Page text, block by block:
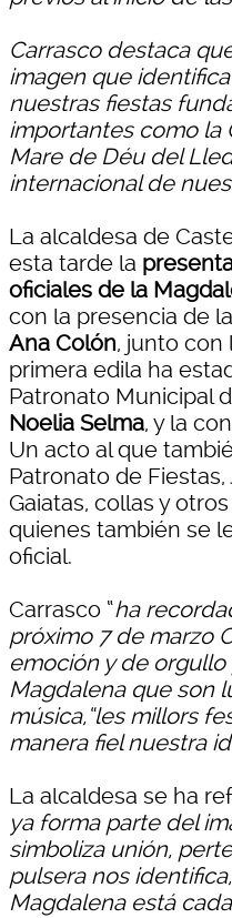
Carrasco destaca
imagen que
nuestras fiestas
importantes como la
Mare de Déu del
internacional de
La alcaldesa de
esta tarde la
oficiales de la
con la presencia de
Ana Colón, junto con
primera edila ha
Patronato Municipal
Noelia Selma, y la
Un acto al que
Patronato de
Gaiatas, collas y
quienes también se
oficial.
Carrasco “ha
próximo 7 de marzo
emoción y de
Magdalena que son
música,“les millors
manera fiel nuestra
La alcaldesa se ha
ya forma parte del
simboliza unión,
pulsera nos
Magdalena está